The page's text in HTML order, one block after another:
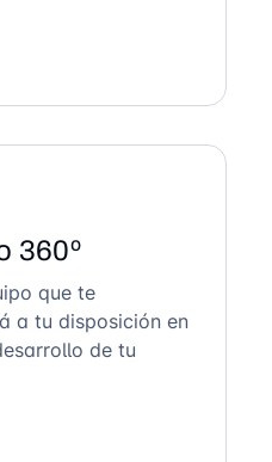
360º
que te
a tu disposición en
de tu